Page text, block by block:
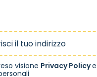
visione Privacy Policy